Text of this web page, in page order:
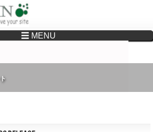
どこに頼んでいいか分からない方へ…まずはご相談く
☰ MENU